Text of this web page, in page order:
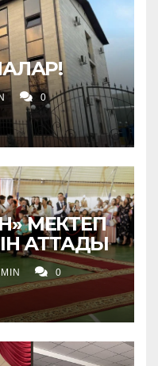
0
МЕКТЕП
АТТАДЫ
0